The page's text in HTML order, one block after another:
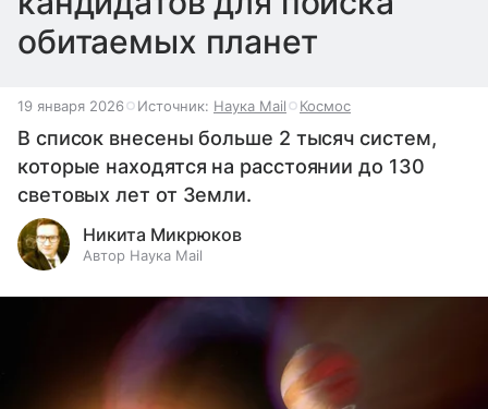
обитаемых планет
19 января 2026 Источник: Наука Mail Космос
В список внесены больше 2 тысяч систем,
которые находятся на расстоянии до 130
световых лет от Земли.
Никита Микрюков
Автор Наука Mail